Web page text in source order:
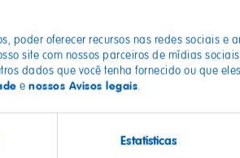
poder oferecer recursos nas redes sociais e
site com nossos parceiros de mídias
dados que você tenha fornecido ou que
e nossos Avisos legais.
Estatísticas